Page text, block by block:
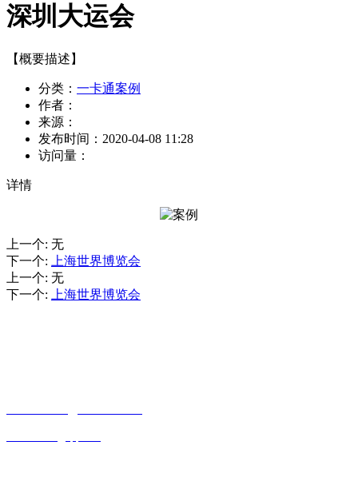
深圳大运会
【概要描述】
分类： 一卡通案例
作者：
来源：
发布时间： 2020-04-08 11:28
访问量：
详情
上一个: 无
下一个:
上海世界博览会
上一个: 无
下一个: 上海世界博览会